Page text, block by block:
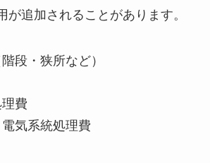
が追加されることがあります。
段・狭所など）
費
気系統処理費